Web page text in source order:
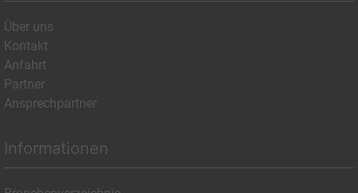
Über uns
Kontakt
Anfahrt
Partner
Ansprechpartner
Informationen